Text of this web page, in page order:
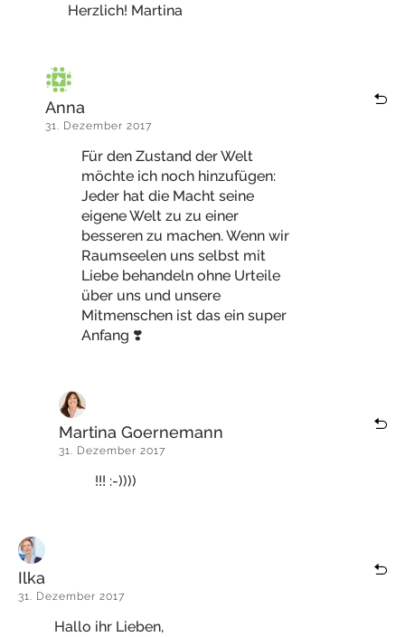
Herzlich! Martina
Anna
31. Dezember 2017
Für den Zustand der Welt
möchte ich noch hinzufügen:
Jeder hat die Macht seine
eigene Welt zu zu einer
besseren zu machen. Wenn wir
Raumseelen uns selbst mit
Liebe behandeln ohne Urteile
über uns und unsere
Mitmenschen ist das ein super
Anfang ❣️
Martina Goernemann
31. Dezember 2017
!!! :-))))
Ilka
31. Dezember 2017
Hallo ihr Lieben,